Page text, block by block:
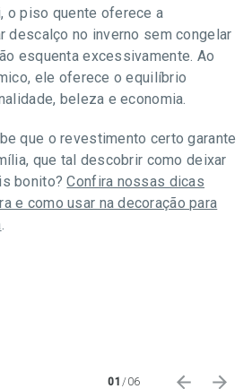
o piso quente oferece a
descalço no inverno sem congelar
esquenta excessivamente. Ao
ele oferece o equilíbrio
beleza e economia.
que o revestimento certo garante
que tal descobrir como deixar
bonito?Confira nossas dicas
e como usar na decoração para
.
01 /06